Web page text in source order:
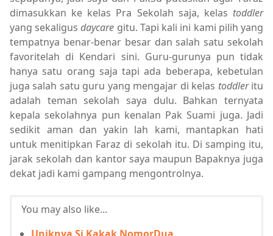
dimasukkan ke kelas Pra Sekolah saja, kelas toddler
yang sekaligusdaycare gitu. Tapi kali ini kami pilih yang
tempatnya benar-benar besar dan salah satu sekolah
favoritelah di Kendari sini. Guru-gurunya pun tidak
hanya satu orang saja tapi ada beberapa, kebetulan
juga salah satu guru yang mengajar di kelas toddleritu
adalah teman sekolah saya dulu. Bahkan ternyata
kepala sekolahnya pun kenalan Pak Suami juga. Jadi
sedikit aman dan yakin lah kami, mantapkan hati
untuk menitipkan Faraz di sekolah itu. Di samping itu,
jarak sekolah dan kantor saya maupun Bapaknya juga
dekat jadi kami gampang mengontrolnya.
You may also like...